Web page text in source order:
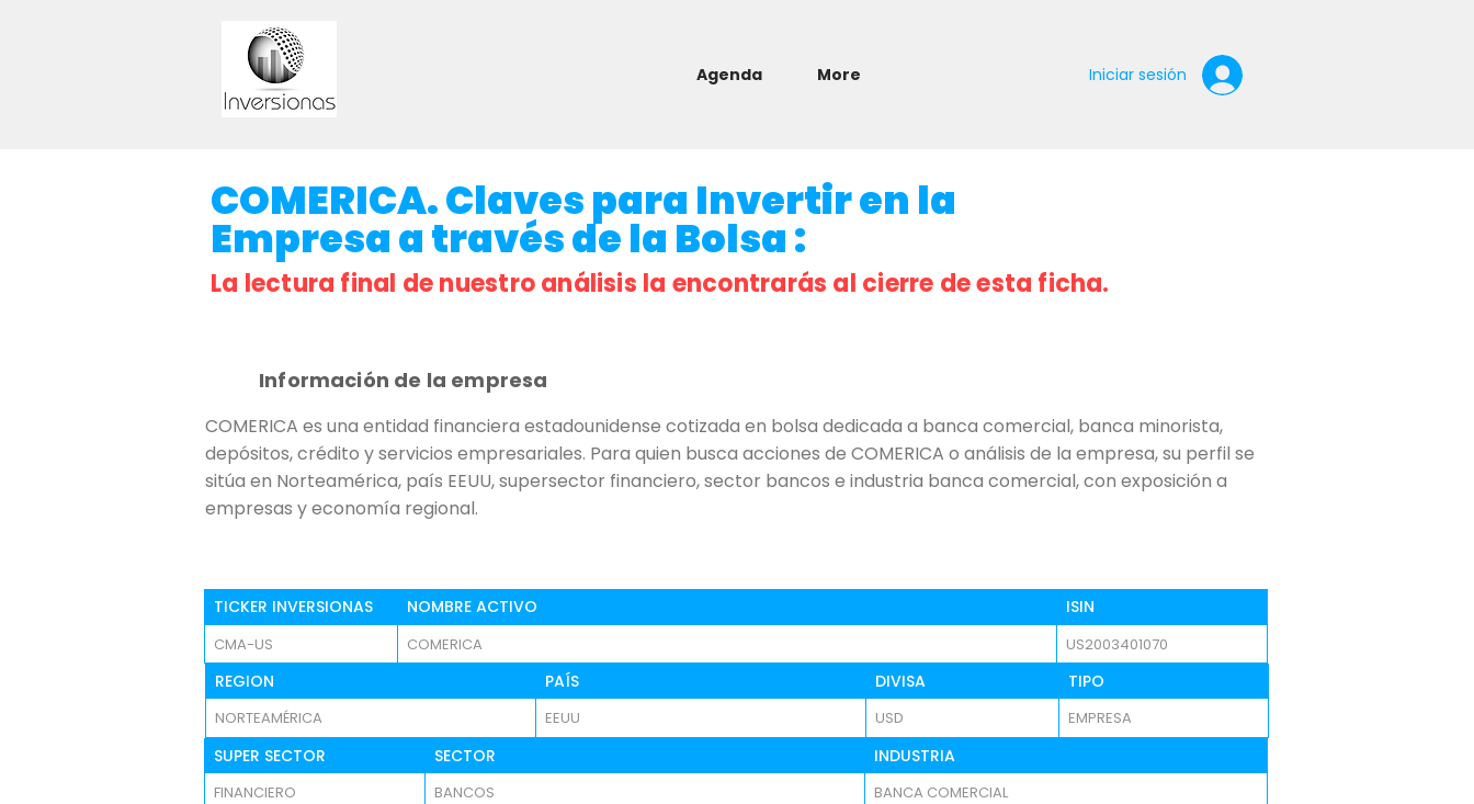
Agenda More Iniciar sesión
COMERICA. Claves para Invertir en la
Empresa a través de la Bolsa :
La lectura final de nuestro análisis la encontrarás al cierre de esta ficha.
Información de la empresa
COMERICA es una entidad financiera estadounidense cotizada en bolsa dedicada a banca comercial, banca minorista,
depósitos, crédito y servicios empresariales. Para quien busca acciones de COMERICA o análisis de la empresa, su perfil se
sitúa en Norteamérica, país EEUU, supersector financiero, sector bancos e industria banca comercial, con exposición a
empresas y economía regional.
TICKER INVERSIONAS NOMBRE ACTIVO ISIN
CMA-US COMERICA US2003401070
REGION PAÍS DIVISA TIPO
NORTEAMÉRICA EEUU USD EMPRESA
SUPER SECTOR SECTOR INDUSTRIA
FINANCIERO BANCOS BANCA COMERCIAL